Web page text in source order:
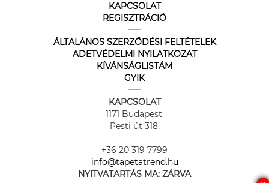
KAPCSOLAT
REGISZTRÁCIÓ
ÁLTALÁNOS SZERZŐDÉSI FELTÉTELEK
ADETVÉDELMI NYILATKOZAT
KÍVÁNSÁGLISTÁM
GYIK
KAPCSOLAT
1171 Budapest,
Pesti út 318.
+36 20 319 7799
info@tapetatrend.hu
NYITVATARTÁS MA: ZÁRVA